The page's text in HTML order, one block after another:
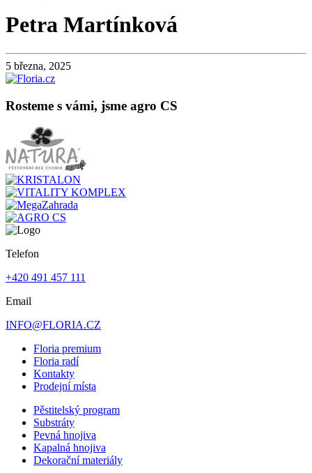
Petra Martínková
5 března, 2025
Rosteme s vámi, jsme agro CS
Telefon
+420 491 457 111
Email
INFO@FLORIA.CZ
Floria premium
Floria radí
Kontakty
Prodejní místa
Pěstitelský program
Substráty
Pevná hnojiva
Kapalná hnojiva
Dekorační materiály